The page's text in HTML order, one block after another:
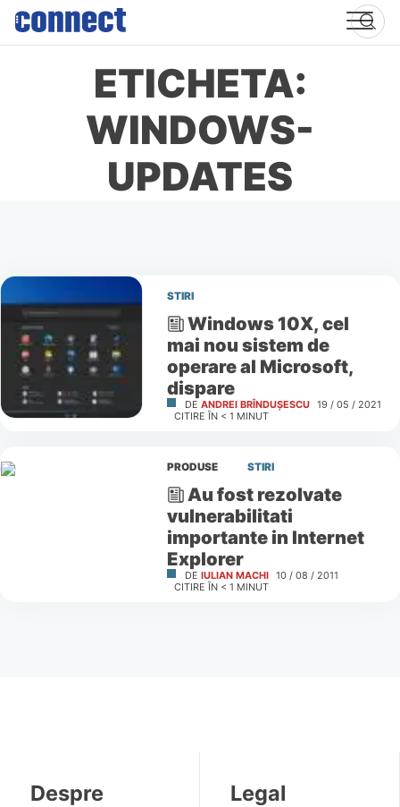
Skip
content
ETICHETA:
WINDOWS-
UPDATES
STIRI
Windows 10X, cel
mai nou sistem de
operare al Microsoft,
dispare
DE ANDREI BRÎNDUȘESCU 19 / 05 / 2021
CITIRE ÎN < 1 MINUT
PRODUSE STIRI
Au fost rezolvate
vulnerabilitati
importante in Internet
Explorer
DE IULIAN MACHI 10 / 08 / 2011
CITIRE ÎN < 1 MINUT
Despre Legal